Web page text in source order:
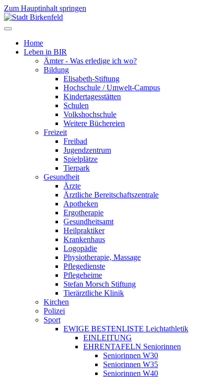
Zum Hauptinhalt springen
Home
Leben in BIR
Ämter - Was erledige ich wo?
Bildung
Elisabeth-Stiftung
Hochschule / Umwelt-Campus
Kindertagesstätten
Schulen
Volkshochschule
Weitere Büchereien
Freizeit
Freibad
Jugendzentrum
Spielplätze
Tierpark
Gesundheit
Ärzte
Ärztliche Bereitschaftszentrale
Apotheken
Ergotherapie
Gesundheitsamt
Heilpraktiker
Krankenhaus
Logopädie
Physiotherapie, Massage
Pflegedienste
Pflegeheime
Stefan Morsch Stiftung
Tierärztliche Klinik
Kirchen
Polizei
Sport
EWIGE BESTENLISTE Leichtathletik
EINLEITUNG
EHRENTAFELN Seniorinnen
Seniorinnen W30
Seniorinnen W35
Seniorinnen W40